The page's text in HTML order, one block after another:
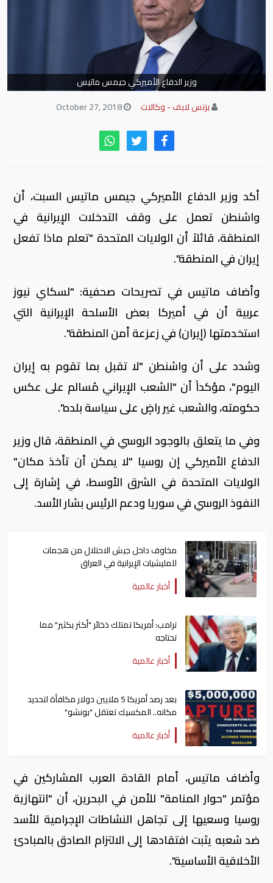
وزير الدفاع الأميركي جيمس ماتيس
بزنس لايف - وكالات
October 27, 2018
أكد وزير الدفاع الأميركي جيمس ماتيس السبت، أن
واشنطن تعمل على وقف التدخلات الإيرانية في
المنطقة، قائلاً أن الولايات المتحدة "تعلم ماذا تفعل
إيران في المنطقة".
وأضاف ماتيس في تصريحات صحفية: "لسكاي نيوز
عربية أن في أميركا بعض الأسلحة الإيرانية التي
استخدمتها (إيران) في زعزعة أمن المنطقة".
وشدد على أن واشنطن "لا تقبل بما تقوم به إيران
اليوم"، مؤكداً أن "الشعب الإيراني مُسالم على عكس
حكومته، والشعب غير راضٍ على سياسة بلده".
وفي ما يتعلق بالوجود الروسي في المنطقة، قال وزير
الدفاع الأميركي إن روسيا "لا يمكن أن تأخذ مكان"
الولايات المتحدة في الشرق الأوسط، في إشارة إلى
النفوذ الروسي في سوريا ودعم الرئيس بشار الأسد.
مخاوف داخل جيش الاحتلال من هجمات
للمليشيات الإيرانية في العراق
أخبار عالمية
ترامب: أمريكا تمتلك ذخائر "أكثر بكثير" مما
تحتاجه
أخبار عالمية
بعد رصد أمريكا 5 ملايين دولار مكافأة لتحديد
مكانه.. المكسيك تعتقل "بونشو"
أخبار عالمية
وأضاف ماتيس، أمام القادة العرب المشاركين في
مؤتمر "حوار المنامة" للأمن في البحرين، أن "انتهازية
روسيا وسعيها إلى تجاهل النشاطات الإجرامية للأسد
ضد شعبه يثبت افتقادها إلى الالتزام الصادق بالمبادئ
الأخلاقية الأساسية".